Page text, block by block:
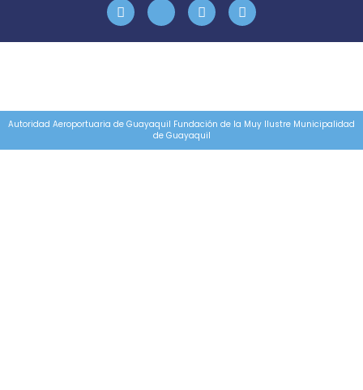
Autoridad Aeroportuaria de Guayaquil Fundación de la Muy Ilustre Municipalidad
de Guayaquil